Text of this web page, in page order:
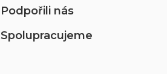
Podpořili nás
Spolupracujeme